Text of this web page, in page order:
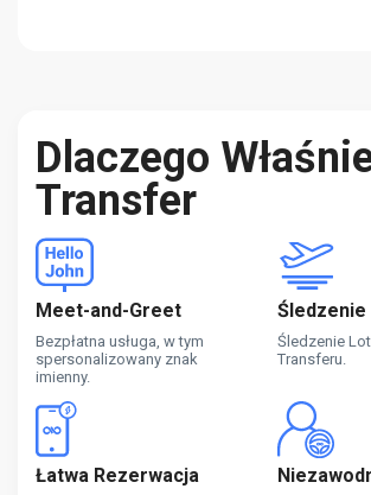
Dlaczego
Transfer
Meet-and-Greet
Bezpłatna usługa, w tym
spersonalizowany znak
imienny.
Śledzenie
Śledzenie
Transferu.
Łatwa Rezerwacja